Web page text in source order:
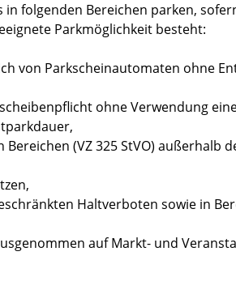
in folgenden Bereichen parken,
Parkmöglichkeit besteht:
von Parkscheinautomaten ohne
ohne Verwendung
(VZ 325 StVO) außerhalb
Haltverboten sowie in
auf Markt- und